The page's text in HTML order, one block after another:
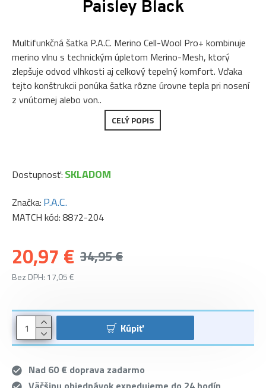
Paisley Black
Multifunkčná šatka P.A.C. Merino Cell-Wool Pro+ kombinuje
merino vlnu s technickým úpletom Merino-Mesh, ktorý
zlepšuje odvod vlhkosti aj celkový tepelný komfort. Vďaka
tejto konštrukcii ponúka šatka rôzne úrovne tepla pri nosení
z vnútornej alebo von..
CELÝ POPIS
20,97 € 34,95 €
Bez DPH: 17,05 €
Dostupnosť: SKLADOM
Značka: P.A.C.
MATCH kód:8872-204
Kúpiť
Nad 60 € doprava zadarmo